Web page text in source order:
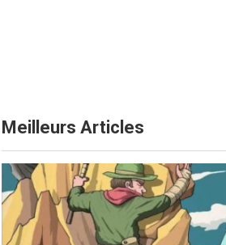
Meilleurs Articles